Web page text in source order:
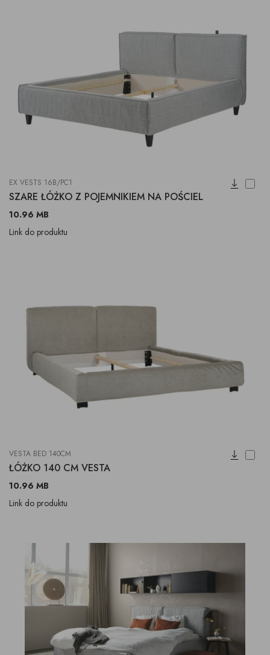
EX VESTS 16B/PC1
SZARE ŁÓŻKO Z POJEMNIKIEM NA POŚCIEL
10.96 MB
Link do produktu
VESTA BED 140CM
ŁÓŻKO 140 CM VESTA
10.96 MB
Link do produktu